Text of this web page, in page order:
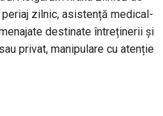
zilnic, asistență medical-
destinate întreținerii și
privat, manipulare cu atenție